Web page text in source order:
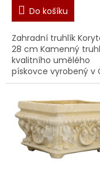
Do košíku
Zahradní truhlík
28 cm Kamenný
kvalitního umělého
pískovce vyrobený v
Unikátní ruční výroba
krásným